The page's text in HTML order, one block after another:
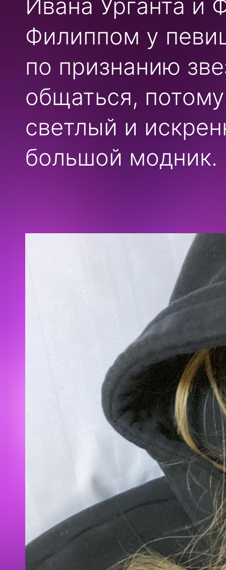
Ивана Урганта и
Филиппом у
по признанию
общаться,
светлый и
большой модник.